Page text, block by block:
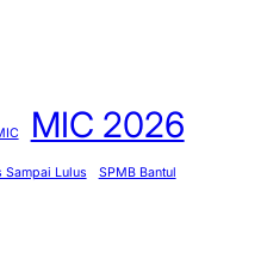
MIC 2026
Sampai Lulus SPMB Bantul